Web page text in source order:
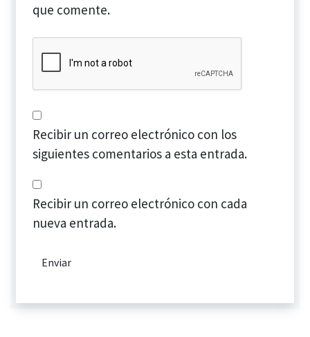
que comente.
Recibir un correo electrónico con los
siguientes comentarios a esta entrada.
Recibir un correo electrónico con cada
nueva entrada.